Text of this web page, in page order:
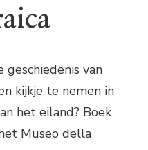
geschiedenis van
kijkje te nemen in
het eiland? Boek
Museo della